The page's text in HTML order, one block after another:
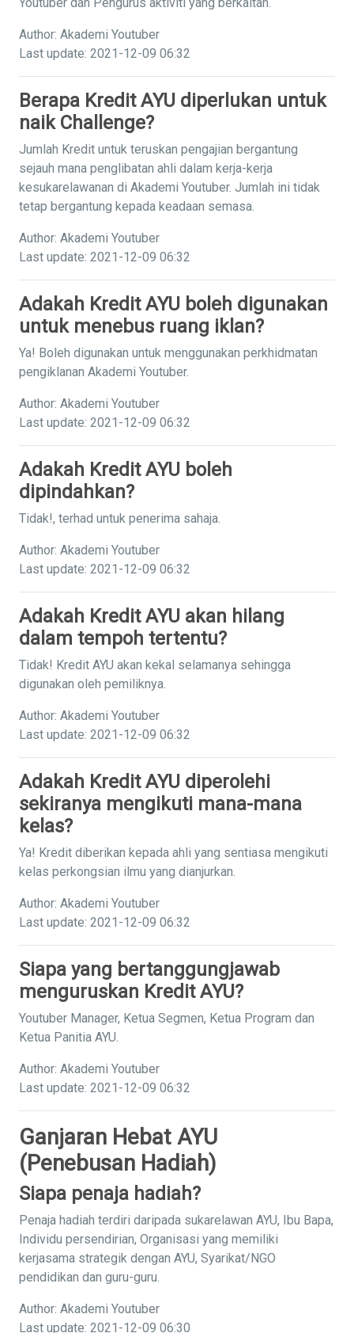
Author: Akademi Youtuber
Last update: 2021-12-09 06:32
Berapa Kredit AYU diperlukan untuk
naik Challenge?
Jumlah Kredit untuk teruskan pengajian bergantung
sejauh mana penglibatan ahli dalam kerja-kerja
kesukarelawanan di Akademi Youtuber. Jumlah ini tidak
tetap bergantung kepada keadaan semasa.
Author: Akademi Youtuber
Last update: 2021-12-09 06:32
Adakah Kredit AYU boleh digunakan
untuk menebus ruang iklan?
Ya! Boleh digunakan untuk menggunakan perkhidmatan
pengiklanan Akademi Youtuber.
Author: Akademi Youtuber
Last update: 2021-12-09 06:32
Adakah Kredit AYU boleh
dipindahkan?
Tidak!, terhad untuk penerima sahaja.
Author: Akademi Youtuber
Last update: 2021-12-09 06:32
Adakah Kredit AYU akan hilang
dalam tempoh tertentu?
Tidak! Kredit AYU akan kekal selamanya sehingga
digunakan oleh pemiliknya.
Author: Akademi Youtuber
Last update: 2021-12-09 06:32
Adakah Kredit AYU diperolehi
sekiranya mengikuti mana-mana
kelas?
Ya! Kredit diberikan kepada ahli yang sentiasa mengikuti
kelas perkongsian ilmu yang dianjurkan.
Author: Akademi Youtuber
Last update: 2021-12-09 06:32
Siapa yang bertanggungjawab
menguruskan Kredit AYU?
Youtuber Manager, Ketua Segmen, Ketua Program dan
Ketua Panitia AYU.
Author: Akademi Youtuber
Last update: 2021-12-09 06:32
Ganjaran Hebat AYU
(Penebusan Hadiah)
Siapa penaja hadiah?
Penaja hadiah terdiri daripada sukarelawan AYU, Ibu Bapa,
Individu persendirian, Organisasi yang memiliki
kerjasama strategik dengan AYU, Syarikat/NGO
pendidikan dan guru-guru.
Author: Akademi Youtuber
Last update: 2021-12-09 06:30